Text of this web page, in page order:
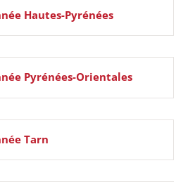
Hautes-Pyrénées
Pyrénées-Orientales
Tarn